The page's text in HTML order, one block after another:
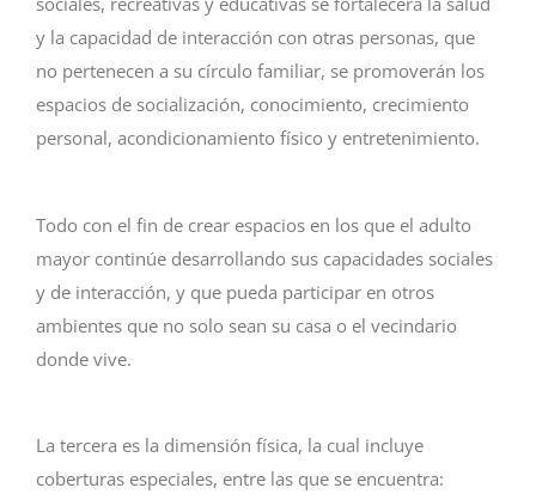
y la capacidad de interacción con otras personas, que
no pertenecen a su círculo familiar, se promoverán los
espacios de socialización, conocimiento, crecimiento
personal, acondicionamiento físico y entretenimiento.
Todo con el fin de crear espacios en los que el adulto
mayor continúe desarrollando sus capacidades sociales
y de interacción, y que pueda participar en otros
ambientes que no solo sean su casa o el vecindario
donde vive.
La tercera es la dimensión física, la cual incluye
coberturas especiales, entre las que se encuentra: